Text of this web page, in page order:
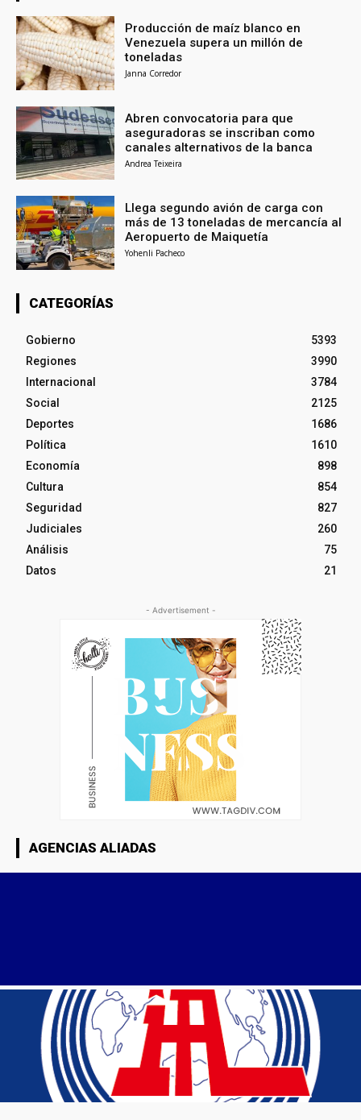
Producción de maíz blanco en
Venezuela supera un millón de
toneladas
Janna Corredor
Abren convocatoria para que
aseguradoras se inscriban como
canales alternativos de la banca
Andrea Teixeira
Llega segundo avión de carga con
más de 13 toneladas de mercancía al
Aeropuerto de Maiquetía
Yohenli Pacheco
CATEGORÍAS
Gobierno
5393
Regiones
3990
Internacional
3784
Social
2125
Deportes
1686
Política
1610
Economía
898
Cultura
854
Seguridad
827
Judiciales
260
Análisis
75
Datos
21
- Advertisement -
AGENCIAS ALIADAS